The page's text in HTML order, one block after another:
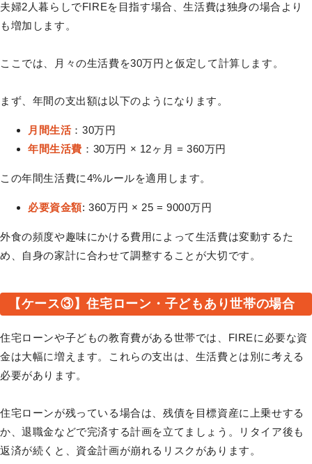
夫婦2人暮らしでFIREを目指す場合、生活費は独身の場合より
も増加します。
ここでは、月々の生活費を30万円と仮定して計算します。
まず、年間の支出額は以下のようになります。
月間生活：30万円
年間生活費 ：30万円 × 12ヶ月 = 360万円
この年間生活費に4%ルールを適用します。
必要資金額: 360万円 × 25 = 9000万円
外食の頻度や趣味にかける費用によって生活費は変動するた
め、自身の家計に合わせて調整することが大切です。
【ケース③】住宅ローン・子どもあり世帯の場合
住宅ローンや子どもの教育費がある世帯では、FIREに必要な資
金は大幅に増えます。これらの支出は、生活費とは別に考える
必要があります。
住宅ローンが残っている場合は、残債を目標資産に上乗せする
か、退職金などで完済する計画を立てましょう。リタイア後も
返済が続くと、資金計画が崩れるリスクがあります。